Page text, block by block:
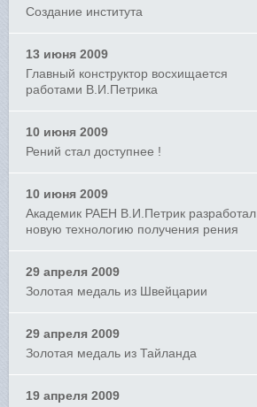
Создание института
13 июня 2009
Главный конструктор восхищается
работами В.И.Петрика
10 июня 2009
Рений стал доступнее !
10 июня 2009
Академик РАЕН В.И.Петрик разработал
новую технологию получения рения
29 апреля 2009
Золотая медаль из Швейцарии
29 апреля 2009
Золотая медаль из Тайланда
19 апреля 2009